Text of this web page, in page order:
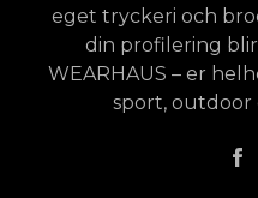
eget tryckeri och
din profilering
WEARHAUS – er
sport, outdoor